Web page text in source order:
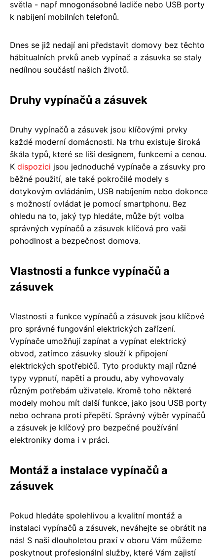
světla - např mnogonásobné ladiče nebo USB porty
k nabijení mobilních telefonů.
Dnes se již nedají ani představit domovy bez těchto
hábitualních prvků aneb vypínač a zásuvka se staly
nedílnou součástí našich životů.
Druhy vypínačů a zásuvek
Druhy vypínačů a zásuvek jsou klíčovými prvky
každé moderní domácnosti. Na trhu existuje široká
škála typů, které se liší designem, funkcemi a cenou.
K dispozici jsou jednoduché vypínače a zásuvky pro
běžné použití, ale také pokročilé modely s
dotykovým ovládáním, USB nabíjením nebo dokonce
s možností ovládat je pomocí smartphonu. Bez
ohledu na to, jaký typ hledáte, může být volba
správných vypínačů a zásuvek klíčová pro vaši
pohodlnost a bezpečnost domova.
Vlastnosti a funkce vypínačů a
zásuvek
Vlastnosti a funkce vypínačů a zásuvek jsou klíčové
pro správné fungování elektrických zařízení.
Vypínače umožňují zapínat a vypínat elektrický
obvod, zatímco zásuvky slouží k připojení
elektrických spotřebičů. Tyto produkty mají různé
typy vypnutí, napětí a proudu, aby vyhovovaly
různým potřebám uživatele. Kromě toho některé
modely mohou mít další funkce, jako jsou USB porty
nebo ochrana proti přepětí. Správný výběr vypínačů
a zásuvek je klíčový pro bezpečné používání
elektroniky doma i v práci.
Montáž a instalace vypínačů a
zásuvek
Pokud hledáte spolehlivou a kvalitní montáž a
instalaci vypínačů a zásuvek, neváhejte se obrátit na
nás! S naší dlouholetou praxí v oboru Vám můžeme
poskytnout profesionální služby, které Vám zajistí